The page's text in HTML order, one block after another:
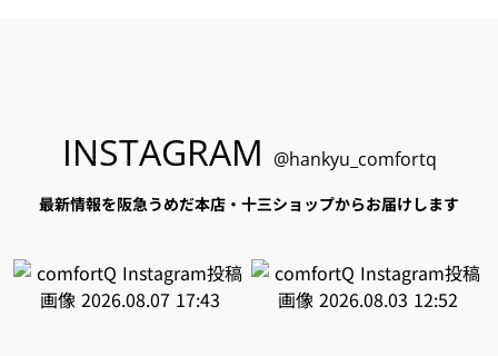
INSTAGRAM @hankyu_comfortq
最新情報を阪急うめだ本店・十三ショップからお届けします